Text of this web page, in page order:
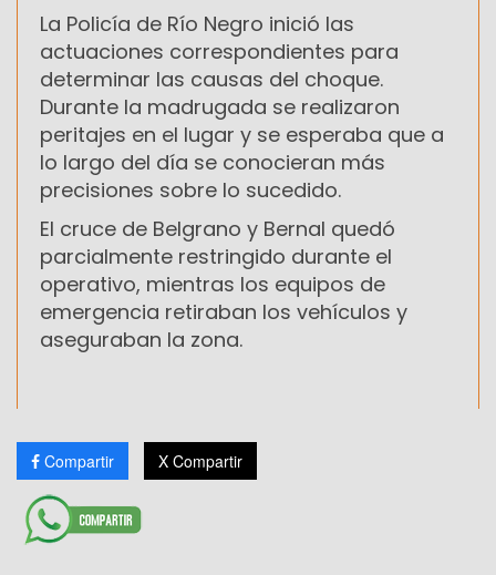
La Policía de Río Negro inició las
actuaciones correspondientes para
determinar las causas del choque.
Durante la madrugada se realizaron
peritajes en el lugar y se esperaba que a
lo largo del día se conocieran más
precisiones sobre lo sucedido.
El cruce de Belgrano y Bernal quedó
parcialmente restringido durante el
operativo, mientras los equipos de
emergencia retiraban los vehículos y
aseguraban la zona.
Compartir X Compartir